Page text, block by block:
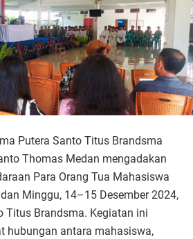
Putera Santo Titus Brandsma
Thomas Medan mengadakan
Para Orang Tua Mahasiswa
Minggu, 14–15 Desember 2024,
Titus Brandsma. Kegiatan ini
hubungan antara mahasiswa,